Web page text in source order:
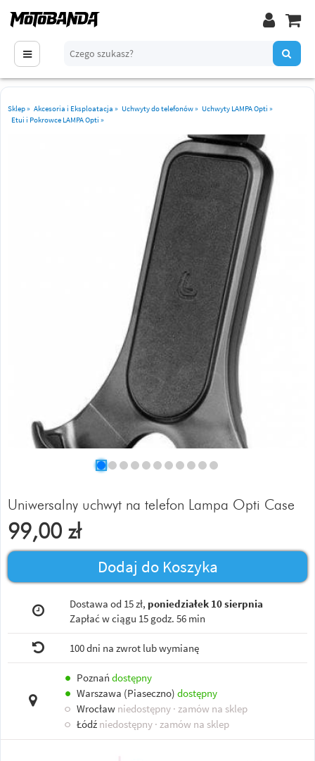
Sklep» Akcesoria i Eksploatacja » Uchwyty do telefonów» Uchwyty LAMPA Opti »
Etui i Pokrowce LAMPA Opti »
Uniwersalny uchwyt na telefon Lampa Opti Case
99,00 zł
Dodaj do Koszyka
Dostawa od 15 zł, poniedziałek 10 sierpnia
Zapłać w ciągu 15 godz. 56 min
100 dni na zwrot lub wymianę
● Poznań dostępny
● Warszawa (Piaseczno) dostępny
○ Wrocław niedostępny · zamów na sklep
○ Łódź niedostępny · zamów na sklep